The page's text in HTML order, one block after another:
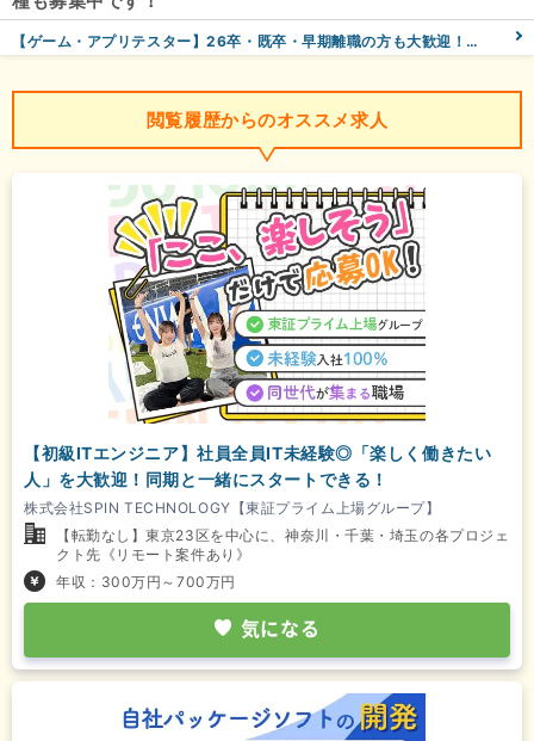
【ゲーム・アプリテスター】26卒・既卒・早期離職の方も大歓迎！同期10名以上と一緒にスタート◎リモートOK
閲覧履歴からのオススメ求人
【初級ITエンジニア】社員全員IT未経験◎「楽しく働きたい
人」を大歓迎！同期と一緒にスタートできる！
株式会社SPIN TECHNOLOGY【東証プライム上場グループ】
【転勤なし】東京23区を中心に、神奈川・千葉・埼玉の各プロジェ
クト先《リモート案件あり》
年収：300万円～700万円
気になる